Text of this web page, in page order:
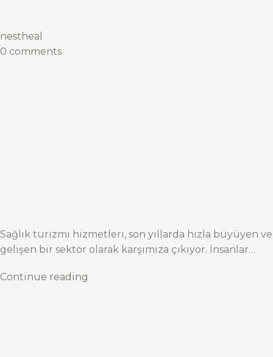
nestheal
0 comments
Sağlık turizmi hizmetleri, son yıllarda hızla büyüyen ve
gelişen bir sektör olarak karşımıza çıkıyor. İnsanlar…
Continue reading